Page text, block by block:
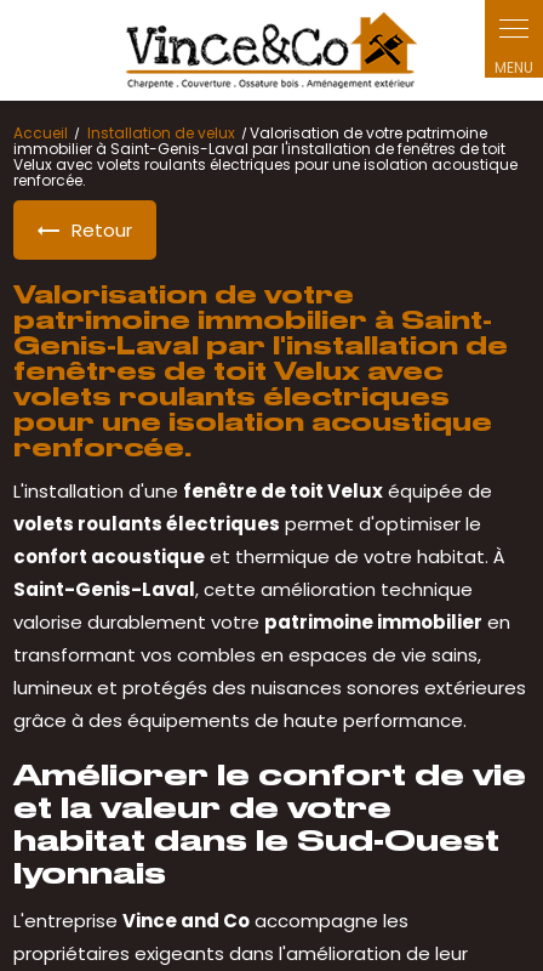
Accueil Installation de velux Valorisation de votre patrimoine
immobilier à Saint-Genis-Laval par l'installation de fenêtres de toit
Velux avec volets roulants électriques pour une isolation acoustique
renforcée.
Retour
Valorisation de votre
patrimoine immobilier à Saint-
Genis-Laval par l'installation de
fenêtres de toit Velux avec
volets roulants électriques
pour une isolation acoustique
renforcée.
L'installation d'une fenêtre de toit Veluxéquipée de
volets roulants électriques permet d'optimiser le
confort acoustiqueet thermique de votre habitat. À
Saint-Genis-Laval, cette amélioration technique
valorise durablement votre patrimoine immobilier en
transformant vos combles en espaces de vie sains,
lumineux et protégés des nuisances sonores extérieures
grâce à des équipements de haute performance.
Améliorer le confort de vie
et la valeur de votre
habitat dans le Sud-Ouest
lyonnais
L'entrepriseVince and Coaccompagne les
propriétaires exigeants dans l'amélioration de leur